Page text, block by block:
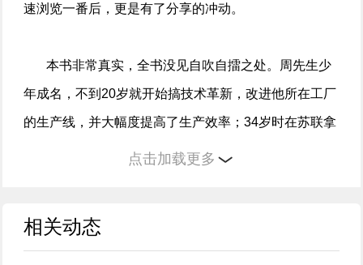
速浏览一番后，更是有了分享的冲动。
本书非常真实，全书没见自吹自擂之处。周先生少
年成名，不到20岁就开始搞技术革新，改进他所在工厂
的生产线，并大幅度提高了生产效率；34岁时在苏联拿
到副博士学位，后来又因为在电子光学和夜视领域取得
可他对于自己的天资，评价却是“中等”。他说，在
点击加载更多
相关动态